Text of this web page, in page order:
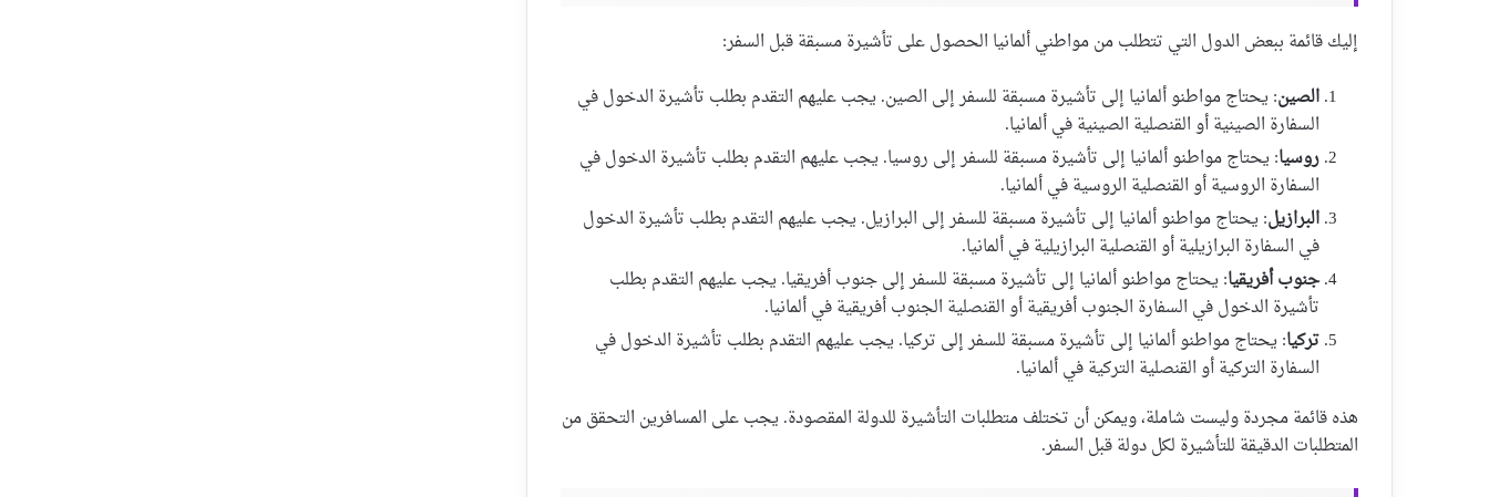
إليك قائمة ببعض الدول التي تتطلب من مواطني ألمانيا الحصول على تأشيرة مسبقة قبل السفر:
الصين: يحتاج مواطنو ألمانيا إلى تأشيرة مسبقة للسفر إلى الصين. يجب عليهم التقدم بطلب تأشيرة الدخول في
السفارة الصينية أو القنصلية الصينية في ألمانيا.
روسيا: يحتاج مواطنو ألمانيا إلى تأشيرة مسبقة للسفر إلى روسيا. يجب عليهم التقدم بطلب تأشيرة الدخول في
السفارة الروسية أو القنصلية الروسية في ألمانيا.
البرازيل: يحتاج مواطنو ألمانيا إلى تأشيرة مسبقة للسفر إلى البرازيل. يجب عليهم التقدم بطلب تأشيرة الدخول
في السفارة البرازيلية أو القنصلية البرازيلية في ألمانيا.
جنوب أفريقيا: يحتاج مواطنو ألمانيا إلى تأشيرة مسبقة للسفر إلى جنوب أفريقيا. يجب عليهم التقدم بطلب
تأشيرة الدخول في السفارة الجنوب أفريقية أو القنصلية الجنوب أفريقية في ألمانيا.
تركيا: يحتاج مواطنو ألمانيا إلى تأشيرة مسبقة للسفر إلى تركيا. يجب عليهم التقدم بطلب تأشيرة الدخول في
السفارة التركية أو القنصلية التركية في ألمانيا.
هذه قائمة مجردة وليست شاملة، ويمكن أن تختلف متطلبات التأشيرة للدولة المقصودة. يجب على المسافرين التحقق من
المتطلبات الدقيقة للتأشيرة لكل دولة قبل السفر.